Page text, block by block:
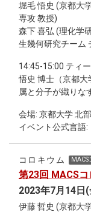
堀毛 悟史 (京都大
専攻 教授)
森下 喜弘 (理化学
生幾何研究チーム
14:45-15:00 ティータイ
悟史 博士（京都大
属と分子が織りな
成し、我々の生活
スはランダムな分
は未だ大きな課題
せて作る新しいガ
てガラスの構造を
作るユニークなガ
16:15-17:15 森下
センター チーム
会場: 京都大学 北
イベント公式言語:
コロキウム
第23回 MACS
2023年7月14日
伊藤 哲史 (京都大